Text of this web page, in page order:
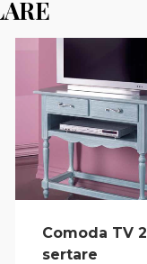
Comoda TV 2
sertare